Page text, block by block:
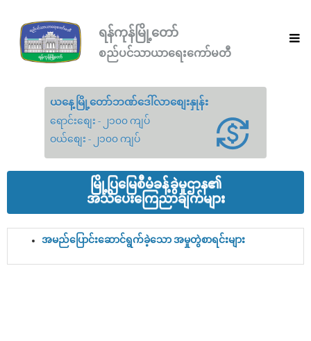
ရန်ကုန်မြို့တော်
စည်ပင်သာယာရေးကော်မတီ
ယနေ့မြို့တော်ဘဏ်ဒေါ်လာစျေးနှုန်း
ရောင်းစျေး - ၂၁၀၀ ကျပ်
ဝယ်စျေး - ၂၁၀၀ ကျပ်
မြို့ပြမြေစီမံခန့်ခွဲမှုဌာန၏
အသိပေးကြေညာချက်များ
အမည်ပြောင်းဆောင်ရွက်ခဲ့သော အမှုတွဲစာရင်းများ